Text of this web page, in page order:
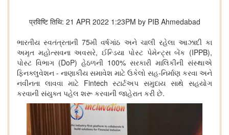
प्रविष्टि तिथि: 21 APR 2022 1:23PM by PIB Ahmedabad
ભારતીય સ્વતંત્રતાની 75મી વર્ષગાંઠ અને ચાલી રહેલા આઝાદી કા
અમૃત મહોત્સવના અવસરે, ઈન્ડિયા પોસ્ટ પેમેન્ટ્સ બેંક (IPPB),
પોસ્ટ વિભાગ (DoP) હેઠળની 100% સરકારી માલિકીની સંસ્થાએ
ફિનક્લુવેશન - નાણાકીય સમાવેશ માટે ઉકેલો સહ-નિર્માણ કરવા અને
નવીનતા લાવવા માટે Fintech સ્ટાર્ટઅપ સમુદાય સાથે સહયોગ
કરવાની સંયુક્ત પહેલ શરૂ કરવાની જાહેરાત કરી છે.